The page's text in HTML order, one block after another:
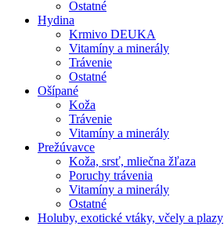
Ostatné
Hydina
Krmivo DEUKA
Vitamíny a minerály
Trávenie
Ostatné
Ošípané
Koža
Trávenie
Vitamíny a minerály
Prežúvavce
Koža, srsť, mliečna žľaza
Poruchy trávenia
Vitamíny a minerály
Ostatné
Holuby, exotické vtáky, včely a plazy